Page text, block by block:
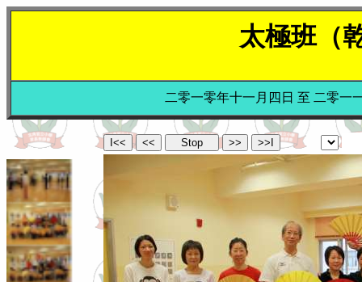
太極班（
二零一零年十一月四日 至 二零一